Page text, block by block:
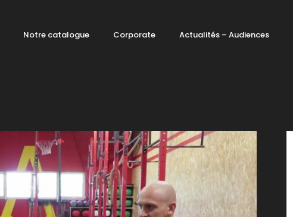
Notre catalogue Corporate Actualités – Audiences